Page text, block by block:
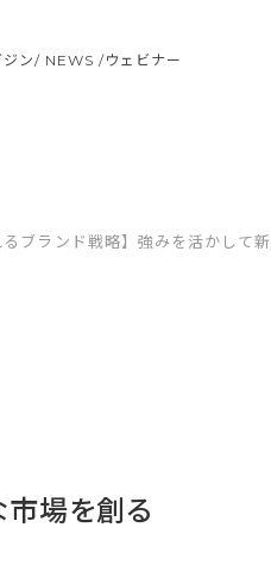
ジン/ NEWS /ウェビナー
るブランド戦略】強みを活かして
市場を創る